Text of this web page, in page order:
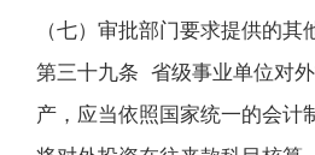
（七）审批部门要求提供的其
第三十九条 省级事业单位对
产，应当依照国家统一的会计